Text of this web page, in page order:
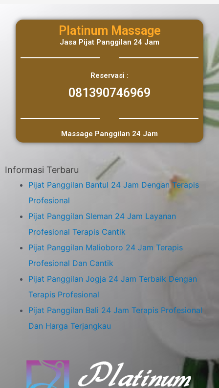
Platinum Massage
Jasa Pijat Panggilan 24 Jam
Reservasi :
081390746969
Massage Panggilan 24 Jam
Informasi Terbaru
Pijat Panggilan Bantul 24 Jam Dengan Terapis
Profesional
Pijat Panggilan Sleman 24 Jam Layanan
Profesional Terapis Cantik
Pijat Panggilan Malioboro 24 Jam Terapis
Profesional Dan Cantik
Pijat Panggilan Jogja 24 Jam Terbaik Dengan
Terapis Profesional
Pijat Panggilan Bali 24 Jam Terapis Profesional
Dan Harga Terjangkau